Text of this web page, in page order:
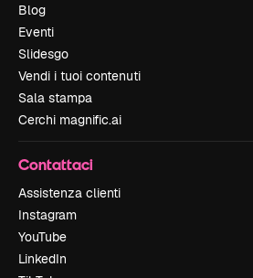
Blog
Eventi
Slidesgo
Vendi i tuoi contenuti
Sala stampa
Cerchi magnific.ai
Contattaci
Assistenza clienti
Instagram
YouTube
LinkedIn